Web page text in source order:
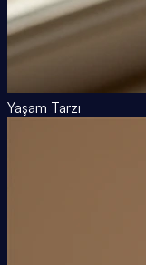
Yaşam Tarzı